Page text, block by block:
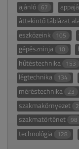
ajánló 67
áttekintő táblázat
eszközeink 105
gépészninja 10
hűtéstechnika 153
légtechnika 134
méréstechnika 23
szakmakörnyezet
szakmatörténet 98
technológia 128